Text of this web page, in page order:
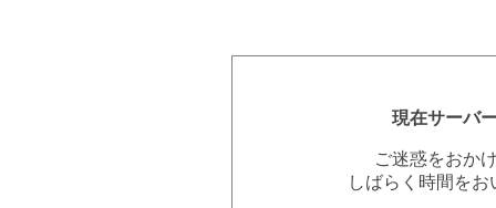
現在サーバ
ご迷惑をおか
しばらく時間を